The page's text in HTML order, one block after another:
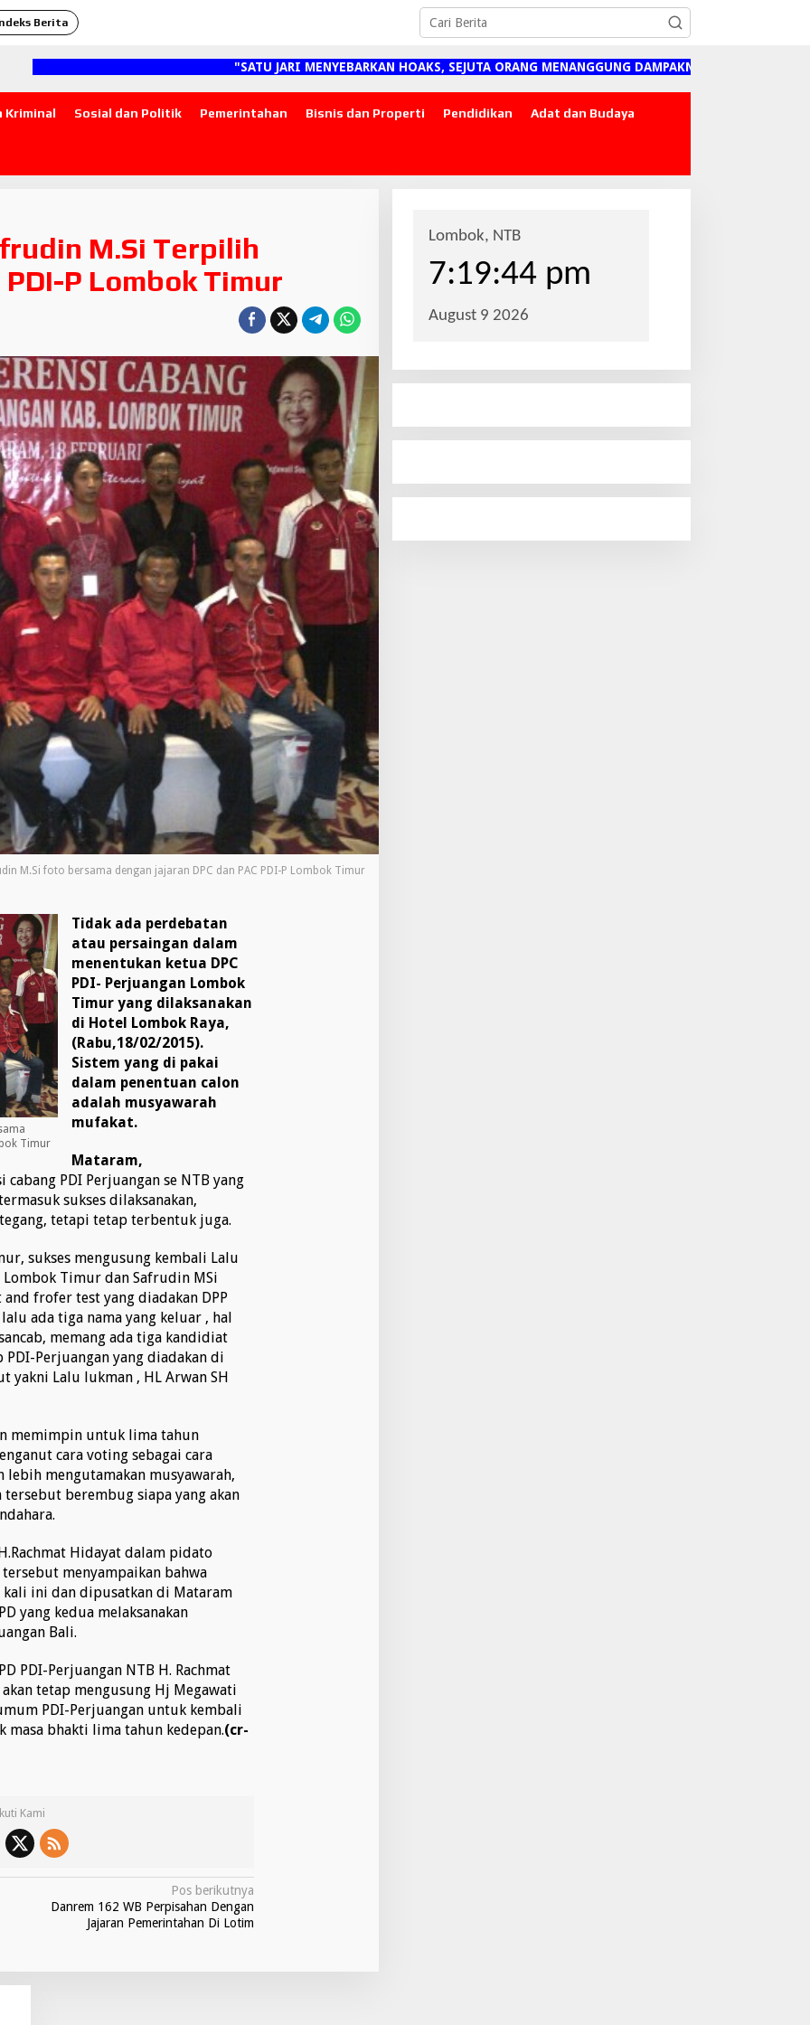
Berita
"SATU JARI MENYEBARKAN HOAKS, SEJUTA ORANG MENANGGUNG DAMPAKNYA"
Kriminal Sosial dan Politik Pemerintahan Bisnis dan Properti Pendidikan Adat dan Budaya
M.Si Terpilih
P Lombok Timur
M.Si foto bersama dengan jajaran DPC dan PAC PDI-P Lombok Timur
Timur
Tidak ada perdebatan
atau persaingan dalam
menentukan ketua DPC
PDI- Perjuangan Lombok
Timur yang dilaksanakan
di Hotel Lombok Raya,
(Rabu,18/02/2015).
Sistem yang di pakai
dalam penentuan calon
adalah musyawarah
mufakat.
Mataram,
cabang PDI Perjuangan se NTB yang
sukses dilaksanakan,
tetapi tetap terbentuk juga.
sukses mengusung kembali Lalu
Lombok Timur dan Safrudin MSi
frofer test yang diadakan DPP
ada tiga nama yang keluar , hal
memang ada tiga kandidiat
Perjuangan yang diadakan di
yakni Lalu lukman , HL Arwan SH
memimpin untuk lima tahun
cara voting sebagai cara
mengutamakan musyawarah,
berembug siapa yang akan
Hidayat dalam pidato
menyampaikan bahwa
kali ini dan dipusatkan di Mataram
yang kedua melaksanakan
Bali.
PDI-Perjuangan NTB H. Rachmat
tetap mengusung Hj Megawati
PDI-Perjuangan untuk kembali
masa bhakti lima tahun kedepan.(cr-
Kami
Pos berikutnya
Danrem 162 WB Perpisahan Dengan
Jajaran Pemerintahan Di Lotim